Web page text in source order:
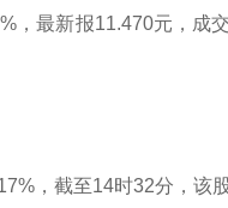
，最新报11.470元，成
，截至14时32分，该